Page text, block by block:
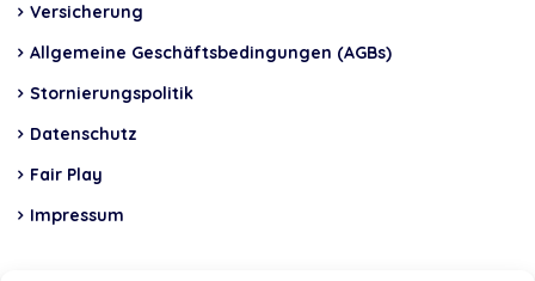
Versicherung
Allgemeine Geschäftsbedingungen (AGBs)
Stornierungspolitik
Datenschutz
Fair Play
Impressum